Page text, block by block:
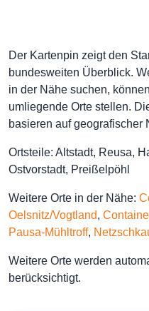
Der Kartenpin zeigt den
bundesweiten Überblick.
in der Nähe suchen,
umliegende Orte stellen.
basieren auf geografischer
Ortsteile: Altstadt, Reusa,
Ostvorstadt, Preißelpöhl
Weitere Orte in der Nähe:
Oelsnitz/Vogtland,
Pausa-Mühltroff,
Weitere Orte werden
berücksichtigt.